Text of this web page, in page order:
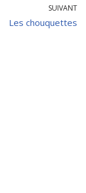
SUIVANT
Les chouquettes